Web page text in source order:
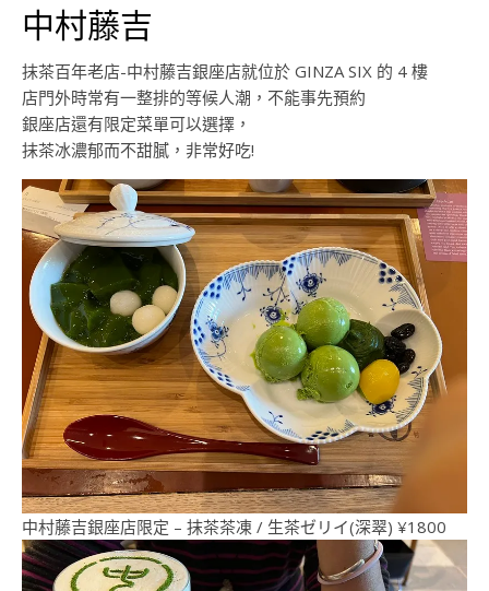
中村藤吉
抹茶百年老店-中村藤吉銀座店就位於 GINZA SIX 的 4 樓
店門外時常有一整排的等候人潮，不能事先預約
銀座店還有限定菜單可以選擇，
抹茶冰濃郁而不甜膩，非常好吃!
中村藤吉銀座店限定 – 抹茶茶凍 / 生茶ゼリイ(深翠) ¥1800